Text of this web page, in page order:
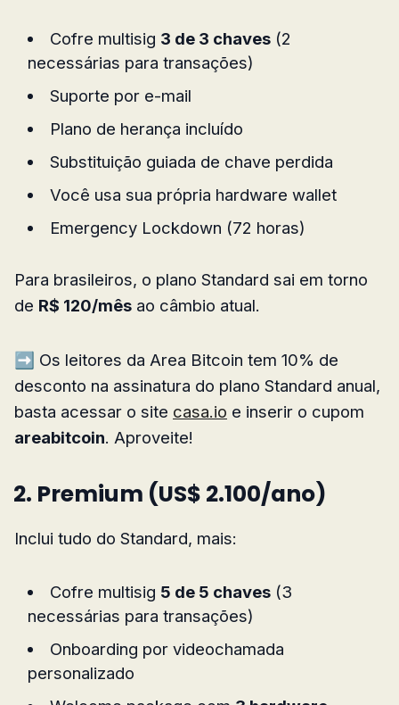
Cofre multisig 3 de 3 chaves (2
necessárias para transações)
Suporte por e-mail
Plano de herança incluído
Substituição guiada de chave perdida
Você usa sua própria hardware wallet
Emergency Lockdown (72 horas)
Para brasileiros, o plano Standard sai em torno
de R$ 120/mês ao câmbio atual.
➡️ Os leitores da Area Bitcoin tem 10% de
desconto na assinatura do plano Standard anual,
basta acessar o site casa.io e inserir o cupom
areabitcoin. Aproveite!
2. Premium (US$ 2.100/ano)
Inclui tudo do Standard, mais:
Cofre multisig 5 de 5 chaves (3
necessárias para transações)
Onboarding por videochamada
personalizado